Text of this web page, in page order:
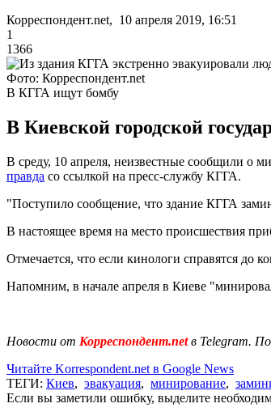
Корреспондент.net, 10 апреля 2019, 16:51
1
1366
Фото: Корреспондент.net
В КГГА ищут бомбу
В Киевской городской
В среду, 10 апреля, неизвестные сообщили о
правда со ссылкой на пресс-службу КГГА.
"Поступило сообщение, что здание КГГА
В настоящее время на место происшествия
Отмечается, что если кинологи справятся до
Напомним, в начале апреля в Киеве
Новости от Корреспондент.netв Telegram.
Читайте Korrespondent.net в Google News
ТЕГИ: Киев, эвакуация, минирование,
Если вы заметили ошибку, выделите